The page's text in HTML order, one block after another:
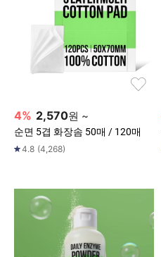
4% 2,570원 ~
순면 5겹 화장솜 50매 / 120매
4.8 (4,268)